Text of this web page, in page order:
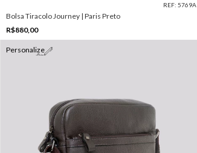
REF: 5769A
Bolsa Tiracolo Journey | Paris Preto
R$880,00
Personalize